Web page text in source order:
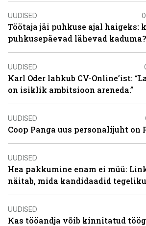
UUDISED
Töötaja jäi puhkuse ajal haigeks:
puhkusepäevad lähevad kaduma?
UUDISED
Karl Oder lahkub CV-Online’ist:
on isiklik ambitsioon areneda.”
UUDISED
Coop Panga uus personalijuht on
UUDISED
Hea pakkumine enam ei müü:
näitab, mida kandidaadid
UUDISED
Kas tööandja võib kinnitatud